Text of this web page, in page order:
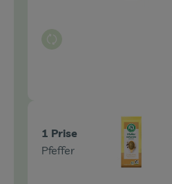
Auswahl ändern
1 Prise
Pfeffer